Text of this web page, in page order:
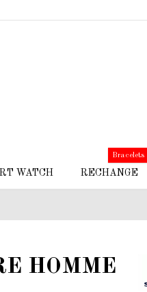
WATCH RECHANGE
Bracelets
HOMME